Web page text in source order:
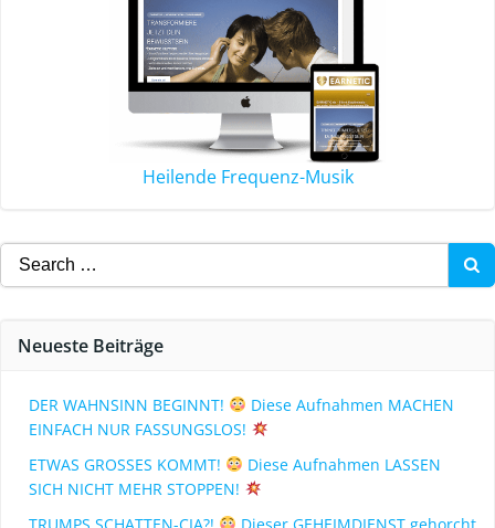
Heilende Frequenz-Musik
Neueste Beiträge
DER WAHNSINN BEGINNT!
Diese Aufnahmen MACHEN
EINFACH NUR FASSUNGSLOS!
ETWAS GROSSES KOMMT!
Diese Aufnahmen LASSEN
SICH NICHT MEHR STOPPEN!